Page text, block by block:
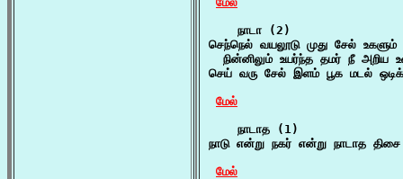
    நாடா (2)
செந்நெல் வயலூடு முது சேல் உகளும்
நின்னிலும் உயர்ந்த தமர் நீ அறிய
செய் வரு சேல் இளம் பூக மடல்
மேல்
    நாடாத (1)
நாடு என்று நகர் என்று நாடாத
மேல்